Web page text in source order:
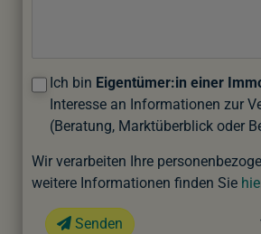
Ich bin Eigentümer:in einer
Interesse an Informationen zur
(Beratung, Marktüberblick oder
Wir verarbeiten Ihre
weitere Informationen finden Sie
Senden